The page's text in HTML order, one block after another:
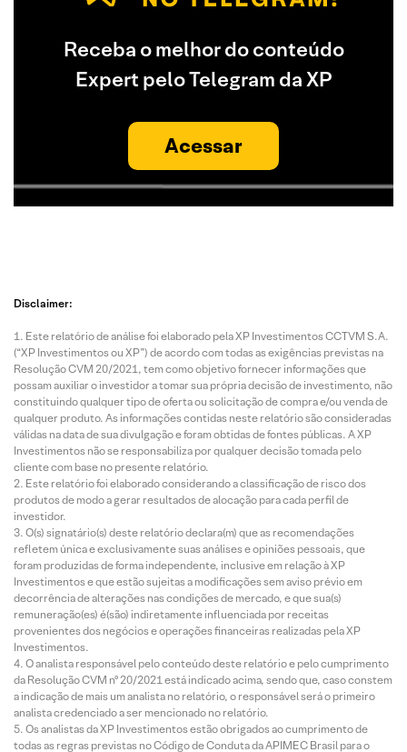
Receba o melhor do conteúdo
Expert pelo Telegram da XP
Acessar
Disclaimer:
Este relatório de análise foi elaborado pela XP Investimentos CCTVM S.A.
(“XP Investimentos ou XP”) de acordo com todas as exigências previstas na
Resolução CVM 20/2021, tem como objetivo fornecer informações que
possam auxiliar o investidor a tomar sua própria decisão de investimento, não
constituindo qualquer tipo de oferta ou solicitação de compra e/ou venda de
qualquer produto. As informações contidas neste relatório são consideradas
válidas na data de sua divulgação e foram obtidas de fontes públicas. A XP
Investimentos não se responsabiliza por qualquer decisão tomada pelo
cliente com base no presente relatório.
Este relatório foi elaborado considerando a classificação de risco dos
produtos de modo a gerar resultados de alocação para cada perfil de
investidor.
O(s) signatário(s) deste relatório declara(m) que as recomendações
refletem única e exclusivamente suas análises e opiniões pessoais, que
foram produzidas de forma independente, inclusive em relação à XP
Investimentos e que estão sujeitas a modificações sem aviso prévio em
decorrência de alterações nas condições de mercado, e que sua(s)
remuneração(es) é(são) indiretamente influenciada por receitas
provenientes dos negócios e operações financeiras realizadas pela XP
Investimentos.
O analista responsável pelo conteúdo deste relatório e pelo cumprimento
da Resolução CVM nº 20/2021 está indicado acima, sendo que, caso constem
a indicação de mais um analista no relatório, o responsável será o primeiro
analista credenciado a ser mencionado no relatório.
Os analistas da XP Investimentos estão obrigados ao cumprimento de
todas as regras previstas no Código de Conduta da APIMEC Brasil para o